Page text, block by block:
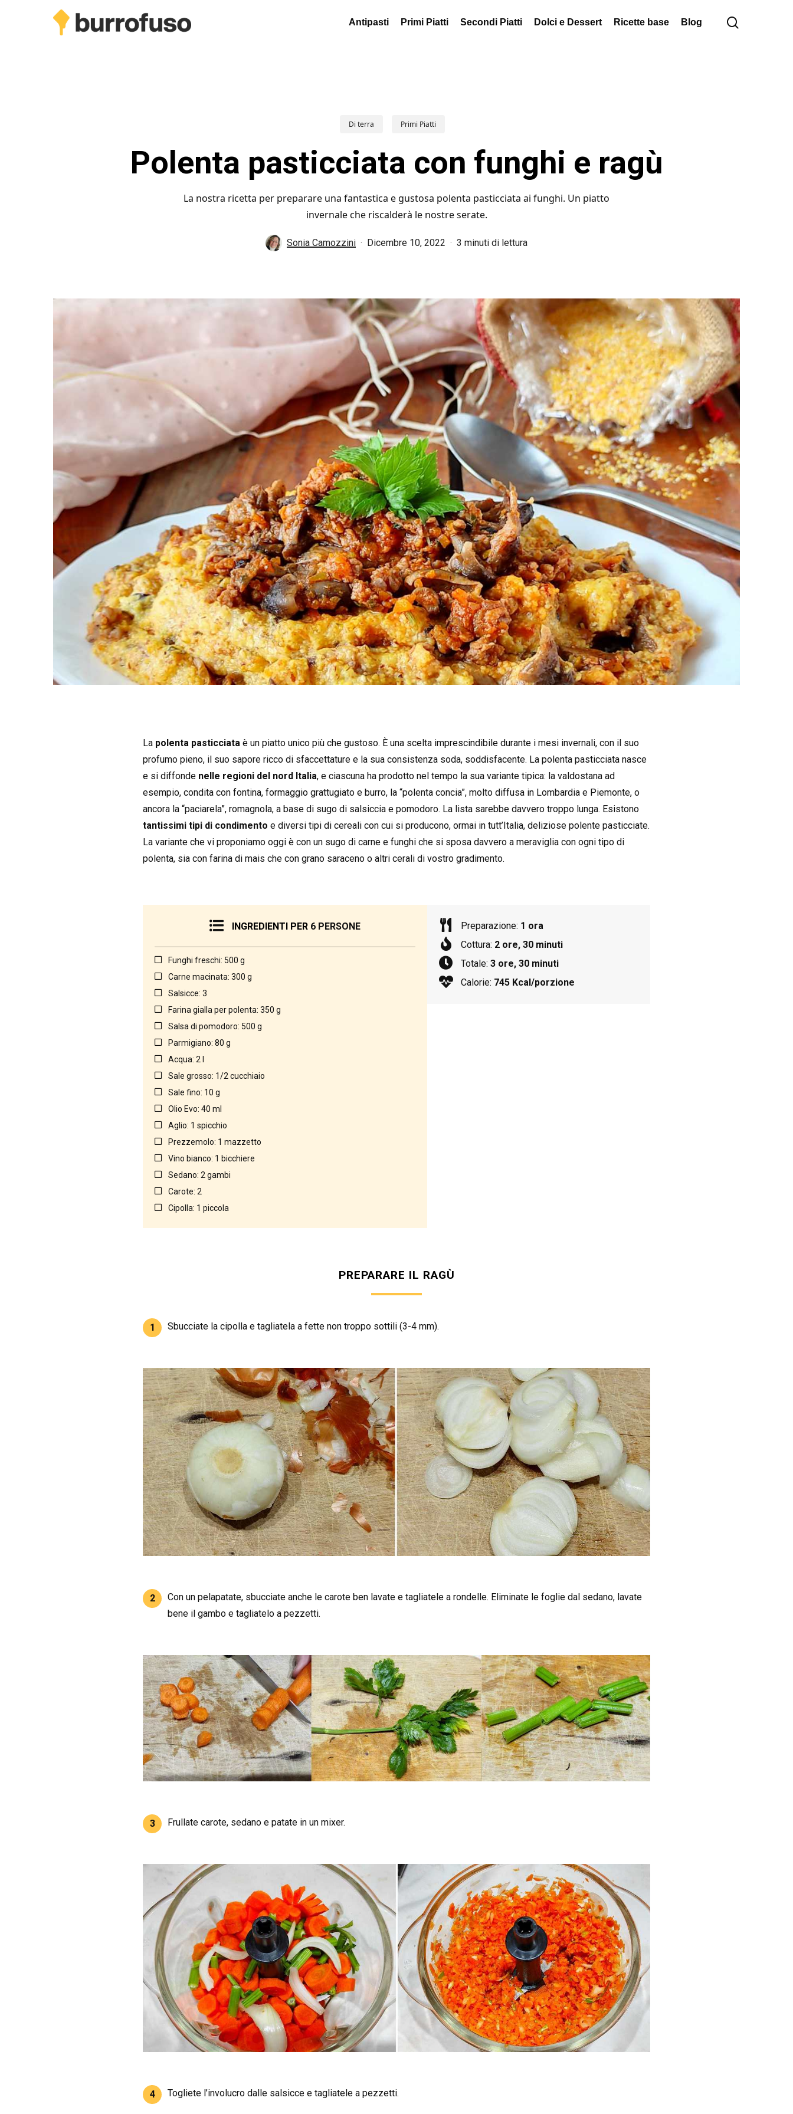
Premi invio per cercare o ESC per uscire
Antipasti Primi Piatti Secondi Piatti Dolci e Dessert Ricette base Blog
Di terra Primi Piatti
Polenta pasticciata con funghi e ragù
La nostra ricetta per preparare una fantastica e gustosa polenta pasticciata ai funghi. Un piatto
invernale che riscalderà le nostre serate.
Sonia Camozzini Dicembre 10, 2022 3 minuti di lettura
La polenta pasticciata è un piatto unico più che gustoso. È una scelta imprescindibile durante i mesi invernali, con il suo
profumo pieno, il suo sapore ricco di sfaccettature e la sua consistenza soda, soddisfacente. La polenta pasticciata nasce
e si diffonde nelle regioni del nord Italia, e ciascuna ha prodotto nel tempo la sua variante tipica: la valdostana ad
esempio, condita con fontina, formaggio grattugiato e burro, la “polenta concia”, molto diffusa in Lombardia e Piemonte, o
ancora la “paciarela”, romagnola, a base di sugo di salsiccia e pomodoro. La lista sarebbe davvero troppo lunga. Esistono
tantissimi tipi di condimento e diversi tipi di cereali con cui si producono, ormai in tutt’Italia, deliziose polente pasticciate.
La variante che vi proponiamo oggi è con un sugo di carne e funghi che si sposa davvero a meraviglia con ogni tipo di
polenta, sia con farina di mais che con grano saraceno o altri cerali di vostro gradimento.
INGREDIENTI PER 6 PERSONE
Funghi freschi: 500 g
Carne macinata: 300 g
Salsicce: 3
Farina gialla per polenta: 350 g
Salsa di pomodoro: 500 g
Parmigiano: 80 g
Acqua: 2 l
Sale grosso: 1/2 cucchiaio
Sale fino: 10 g
Olio Evo: 40 ml
Aglio: 1 spicchio
Prezzemolo: 1 mazzetto
Vino bianco: 1 bicchiere
Sedano: 2 gambi
Carote: 2
Cipolla: 1 piccola
Preparazione: 1 ora
Cottura: 2 ore, 30 minuti
Totale:3 ore, 30 minuti
Calorie: 745 Kcal/porzione
PREPARARE IL RAGÙ
1 Sbucciate la cipolla e tagliatela a fette non troppo sottili (3-4 mm).
2
Con un pelapatate, sbucciate anche le carote ben lavate e tagliatele a rondelle. Eliminate le foglie dal sedano, lavate
bene il gambo e tagliatelo a pezzetti.
3 Frullate carote, sedano e patate in un mixer.
4 Togliete l’involucro dalle salsicce e tagliatele a pezzetti.